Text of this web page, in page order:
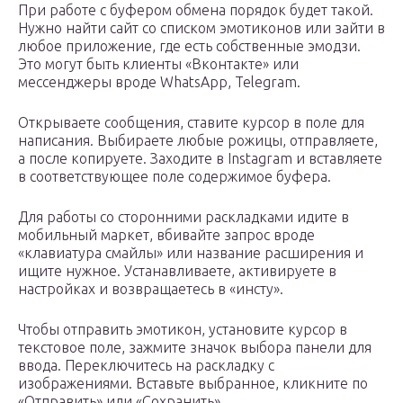
При работе с буфером обмена порядок будет такой.
Нужно найти сайт со списком эмотиконов или зайти в
любое приложение, где есть собственные эмодзи.
Это могут быть клиенты «Вконтакте» или
мессенджеры вроде WhatsApp, Telegram.
Открываете сообщения, ставите курсор в поле для
написания. Выбираете любые рожицы, отправляете,
а после копируете. Заходите в Instagram и вставляете
в соответствующее поле содержимое буфера.
Для работы со сторонними раскладками идите в
мобильный маркет, вбивайте запрос вроде
«клавиатура смайлы» или название расширения и
ищите нужное. Устанавливаете, активируете в
настройках и возвращаетесь в «инсту».
Чтобы отправить эмотикон, установите курсор в
текстовое поле, зажмите значок выбора панели для
ввода. Переключитесь на раскладку с
изображениями. Вставьте выбранное, кликните по